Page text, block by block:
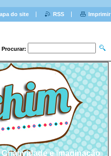
Procurar:
Criatividade e imaginação
do site RSS Imprimir